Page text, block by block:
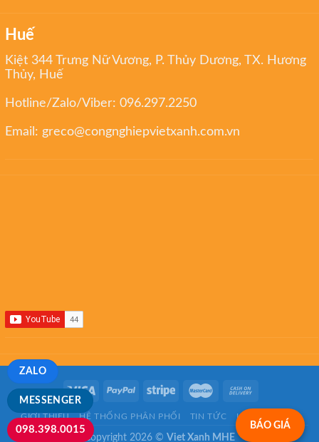
MESSENGER
ZALO
098.398.0015
Huế
Kiệt 344 Trưng Nữ Vương, P. Thủy Dương, TX. Hương
Thủy, Huế
Hotline/Zalo/Viber:096.297.2250
Email: greco@congnghiepvietxanh.com.vn
BÁO GIÁ
GIỚI THIỆU HỆ THỐNG PHÂN PHỐI TIN TỨC LIÊN HỆ FAQ
Copyright 2026 © Viet Xanh MHE